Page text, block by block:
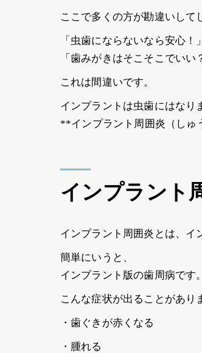
ここで多くの方が勘違いして
「虫歯にならないなら安心！」
「歯みがきはそこそこでいい
これは間違いです。
インプラントは虫歯にはなり
**インプラント周囲炎（しゅ
インプラント
インプラント周囲炎とは、イ
簡単にいうと、
インプラント版の歯周病です。
こんな症状が出ることがあり
・歯ぐきが赤くなる
・腫れる